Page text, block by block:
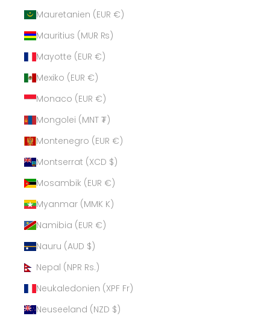
Mauretanien (EUR €)
Mauritius (MUR ₨)
Mayotte (EUR €)
Mexiko (EUR €)
Monaco (EUR €)
Mongolei (MNT ₮)
Montenegro (EUR €)
Montserrat (XCD $)
Mosambik (EUR €)
Myanmar (MMK K)
Namibia (EUR €)
Nauru (AUD $)
Nepal (NPR Rs.)
Neukaledonien (XPF Fr)
Neuseeland (NZD $)